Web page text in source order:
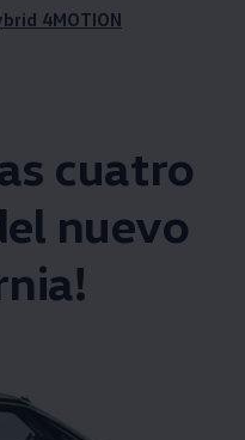
4MOTION
cuatro
nuevo